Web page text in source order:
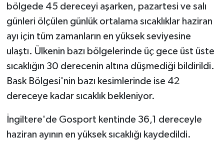
bölgede 45 dereceyi aşarken, pazartesi ve salı
günleri ölçülen günlük ortalama sıcaklıklar haziran
ayı için tüm zamanların en yüksek seviyesine
ulaştı. Ülkenin bazı bölgelerinde üç gece üst üste
sıcaklığın 30 derecenin altına düşmediği bildirildi.
Bask Bölgesi'nin bazı kesimlerinde ise 42
dereceye kadar sıcaklık bekleniyor.
İngiltere'de Gosport kentinde 36,1 dereceyle
haziran ayının en yüksek sıcaklığı kaydedildi.